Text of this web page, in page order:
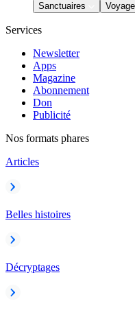
Sanctuaires
Services
Newsletter
Apps
Magazine
Abonnement
Don
Publicité
Nos formats phares
Articles
Belles histoires
Décryptages